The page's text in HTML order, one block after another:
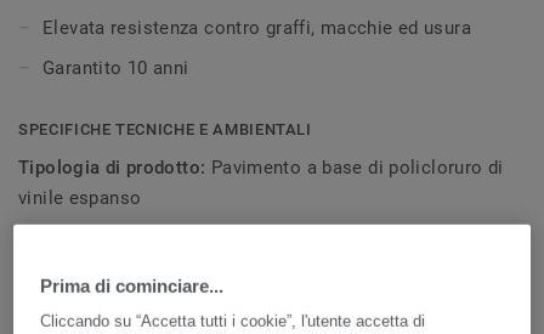
Elevata resistenza contro graffi, macchie ed usura
Garantito 10 anni
SPECIFICHE TECNICHE E AMBIENTALI
Tipologia di prodotto: Pavimento a base di policloruro di
vinile espanso
Contenuto leganti strato d'usura:Tipo I
Prima di cominciare...
Cliccando su “Accetta tutti i cookie”, l'utente accetta di